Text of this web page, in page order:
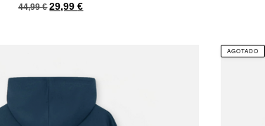
44,99€ 29,99€
AGOTADO